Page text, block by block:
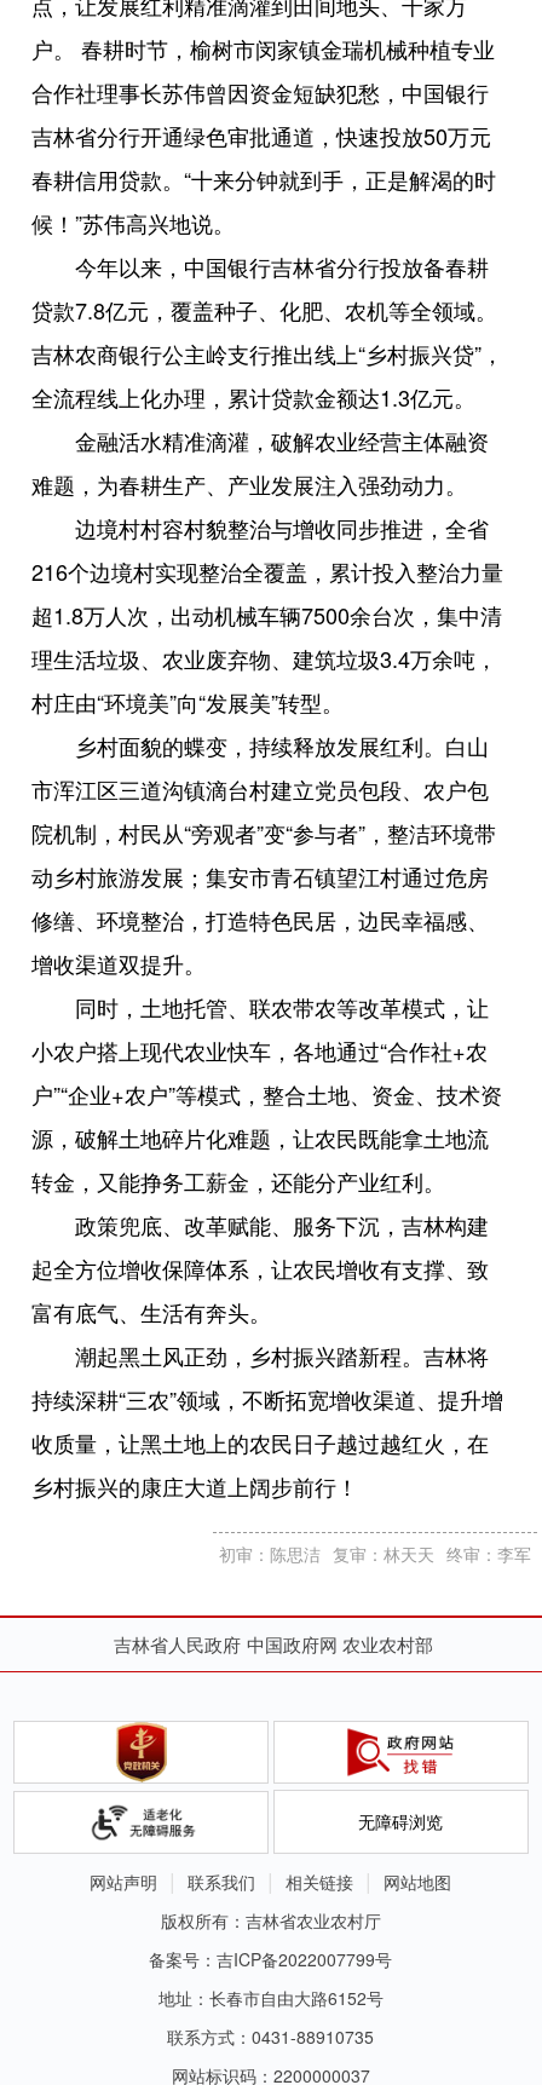
户。 春耕时节，榆树市闵家镇金瑞机械种植专业
合作社理事长苏伟曾因资金短缺犯愁，中国银行
吉林省分行开通绿色审批通道，快速投放50万元
春耕信用贷款。“十来分钟就到手，正是解渴的时
候！”苏伟高兴地说。
今年以来，中国银行吉林省分行投放备春耕
贷款7.8亿元，覆盖种子、化肥、农机等全领域。
吉林农商银行公主岭支行推出线上“乡村振兴贷”，
全流程线上化办理，累计贷款金额达1.3亿元。
金融活水精准滴灌，破解农业经营主体融资
难题，为春耕生产、产业发展注入强劲动力。
边境村村容村貌整治与增收同步推进，全省
216个边境村实现整治全覆盖，累计投入整治力量
超1.8万人次，出动机械车辆7500余台次，集中清
理生活垃圾、农业废弃物、建筑垃圾3.4万余吨，
村庄由“环境美”向“发展美”转型。
乡村面貌的蝶变，持续释放发展红利。白山
市浑江区三道沟镇滴台村建立党员包段、农户包
院机制，村民从“旁观者”变“参与者”，整洁环境带
动乡村旅游发展；集安市青石镇望江村通过危房
修缮、环境整治，打造特色民居，边民幸福感、
增收渠道双提升。
同时，土地托管、联农带农等改革模式，让
小农户搭上现代农业快车，各地通过“合作社+农
户”“企业+农户”等模式，整合土地、资金、技术资
源，破解土地碎片化难题，让农民既能拿土地流
转金，又能挣务工薪金，还能分产业红利。
政策兜底、改革赋能、服务下沉，吉林构建
起全方位增收保障体系，让农民增收有支撑、致
富有底气、生活有奔头。
潮起黑土风正劲，乡村振兴踏新程。吉林将
持续深耕“三农”领域，不断拓宽增收渠道、提升增
收质量，让黑土地上的农民日子越过越红火，在
乡村振兴的康庄大道上阔步前行！
初审：陈思洁 复审：林天天 终审：李军
吉林省人民政府 中国政府网 农业农村部
无障碍浏览
网站声明 联系我们 相关链接
网站地图
版权所有：吉林省农业农村厅
备案号：吉ICP备2022007799号
地址：长春市自由大路6152号
联系方式：0431-88910735
网站标识码：2200000037